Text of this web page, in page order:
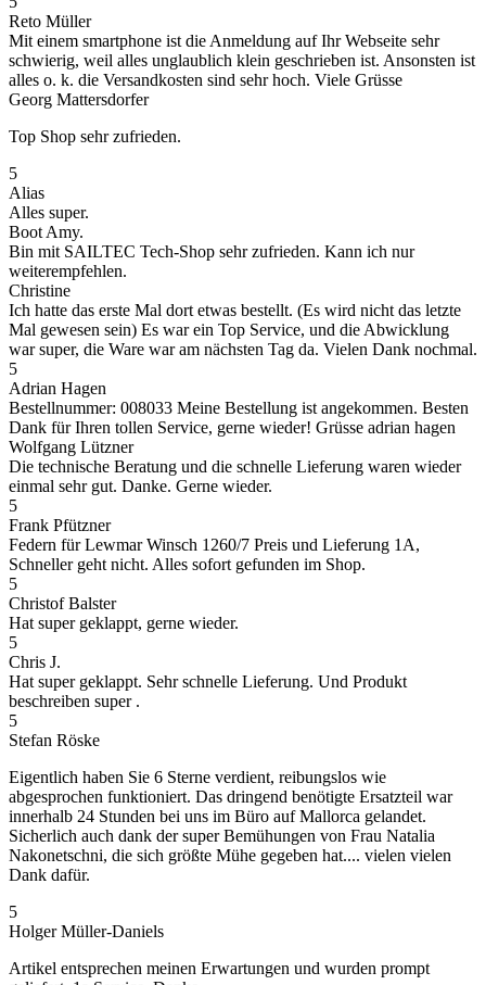
Reto Müller
Mit einem smartphone ist die Anmeldung auf Ihr Webseite sehr
schwierig, weil alles unglaublich klein geschrieben ist. Ansonsten ist
alles o. k. die Versandkosten sind sehr hoch. Viele Grüsse
Georg Mattersdorfer
Top Shop sehr zufrieden.
5
Alias
Alles super.
Boot Amy.
Bin mit SAILTEC Tech-Shop sehr zufrieden. Kann ich nur
weiterempfehlen.
Christine
Ich hatte das erste Mal dort etwas bestellt. (Es wird nicht das letzte
Mal gewesen sein) Es war ein Top Service, und die Abwicklung
war super, die Ware war am nächsten Tag da. Vielen Dank nochmal.
5
Adrian Hagen
Bestellnummer: 008033 Meine Bestellung ist angekommen. Besten
Dank für Ihren tollen Service, gerne wieder! Grüsse adrian hagen
Wolfgang Lützner
Die technische Beratung und die schnelle Lieferung waren wieder
einmal sehr gut. Danke. Gerne wieder.
5
Frank Pfützner
Federn für Lewmar Winsch 1260/7 Preis und Lieferung 1A,
Schneller geht nicht. Alles sofort gefunden im Shop.
5
Christof Balster
Hat super geklappt, gerne wieder.
5
Chris J.
Hat super geklappt. Sehr schnelle Lieferung. Und Produkt
beschreiben super .
5
Stefan Röske
Eigentlich haben Sie 6 Sterne verdient, reibungslos wie
abgesprochen funktioniert. Das dringend benötigte Ersatzteil war
innerhalb 24 Stunden bei uns im Büro auf Mallorca gelandet.
Sicherlich auch dank der super Bemühungen von Frau Natalia
Nakonetschni, die sich größte Mühe gegeben hat.... vielen vielen
Dank dafür.
5
Holger Müller-Daniels
Artikel entsprechen meinen Erwartungen und wurden prompt